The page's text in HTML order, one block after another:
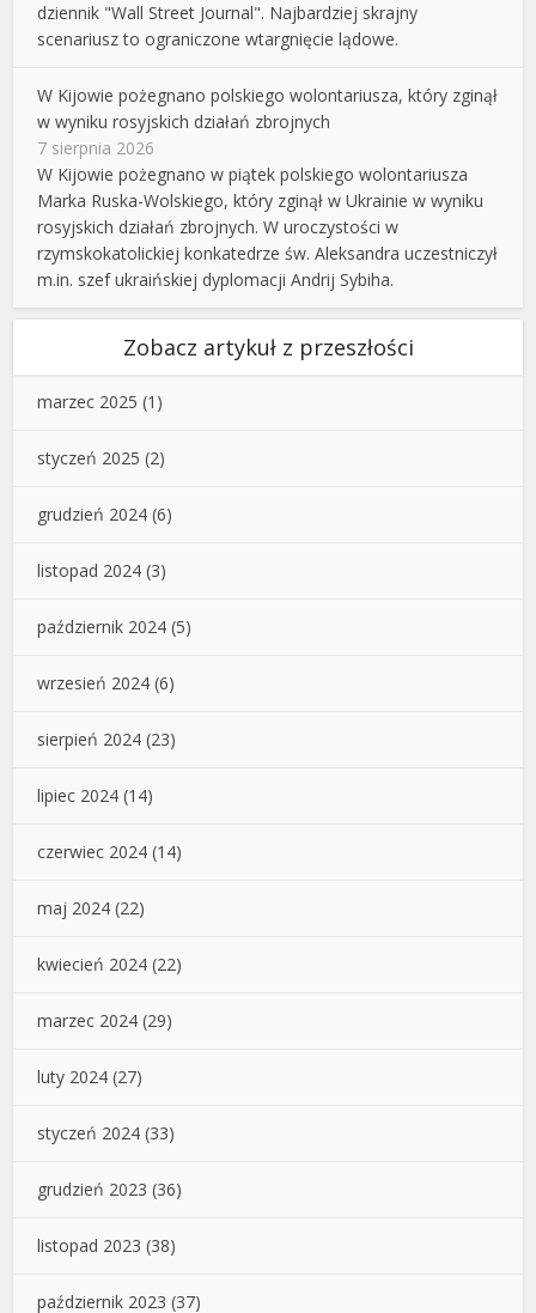
dziennik "Wall Street Journal". Najbardziej skrajny
scenariusz to ograniczone wtargnięcie lądowe.
W Kijowie pożegnano polskiego wolontariusza, który zginął
w wyniku rosyjskich działań zbrojnych
7 sierpnia 2026
W Kijowie pożegnano w piątek polskiego wolontariusza
Marka Ruska-Wolskiego, który zginął w Ukrainie w wyniku
rosyjskich działań zbrojnych. W uroczystości w
rzymskokatolickiej konkatedrze św. Aleksandra uczestniczył
m.in. szef ukraińskiej dyplomacji Andrij Sybiha.
Zobacz artykuł z przeszłości
marzec 2025 (1)
styczeń 2025 (2)
grudzień 2024 (6)
listopad 2024 (3)
październik 2024 (5)
wrzesień 2024 (6)
sierpień 2024 (23)
lipiec 2024 (14)
czerwiec 2024 (14)
maj 2024 (22)
kwiecień 2024 (22)
marzec 2024 (29)
luty 2024 (27)
styczeń 2024 (33)
grudzień 2023 (36)
listopad 2023 (38)
październik 2023 (37)